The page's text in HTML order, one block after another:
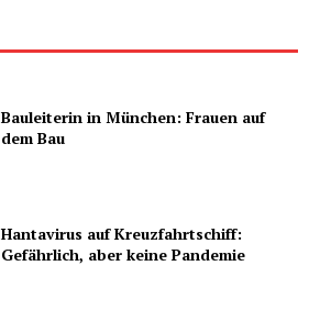
Bauleiterin in München: Frauen auf
dem Bau
Hantavirus auf Kreuzfahrtschiff:
Gefährlich, aber keine Pandemie